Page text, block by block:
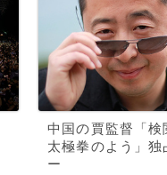
中国の賈監督「検
太極拳のよう」独
ー